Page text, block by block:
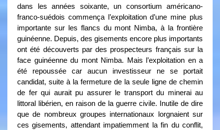
dans les années soixante, un consortium américano-
franco-suédois commença l’exploitation d’une mine plus
importante sur les flancs du mont Nimba, à la frontière
guinéenne. Depuis, des gisements encore plus importants
ont été découverts par des prospecteurs français sur la
face guinéenne du mont Nimba. Mais l’exploitation en a
été repoussée car aucun investisseur ne se portait
candidat, suite à la fermeture de la seule ligne de chemin
de fer qui aurait pu assurer le transport du minerai au
littoral libérien, en raison de la guerre civile. Inutile de dire
que de nombreux groupes internationaux lorgnaient sur
ces gisements, attendant impatiemment la fin du conflit,